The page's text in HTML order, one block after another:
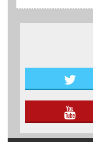
سے ٹائیگر اسپورٹس کلب
ہے۔ سجاد حسین نمائندہ شگر
یوٹیوب چینل لنک